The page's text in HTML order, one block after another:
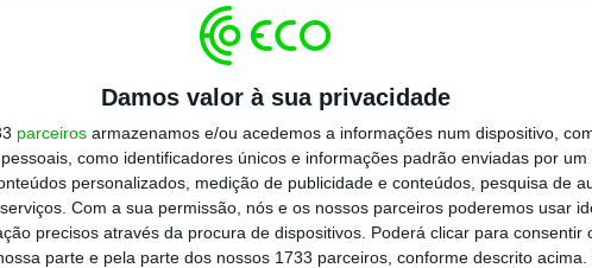
Damos valor à sua privacidade
parceiros armazenamos e/ou acedemos a informações num dispositivo,
como identificadores únicos e informações padrão enviadas por um
personalizados, medição de publicidade e conteúdos, pesquisa de
Com a sua permissão, nós e os nossos parceiros poderemos usar
precisos através da procura de dispositivos. Poderá clicar para consentir
parte e pela parte dos nossos 1733 parceiros, conforme descrito acima.
neste debate e na construção desta
“assumir a coesão económica e
temos um alargamento à porta”,
membros vai permitir o da Europa